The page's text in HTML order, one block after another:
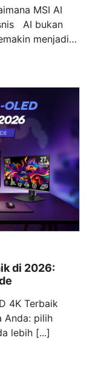
MSI AI
AI bukan
menjadi
di 2026:
4K Terbaik
Anda: pilih
lebih [...]